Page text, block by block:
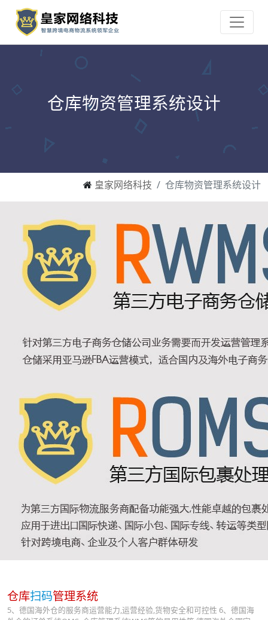
仓库物资管理系统设计
皇家网络科技 仓库物资管理系统设计
仓库扫码管理系统
5、德国海外仓的服务商运营能力,运营经验,货物安全和可控性 6、德国海